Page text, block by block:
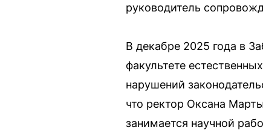
руководитель
В декабре 2025 года в
факультете
нарушений
что ректор Оксана
занимается научной